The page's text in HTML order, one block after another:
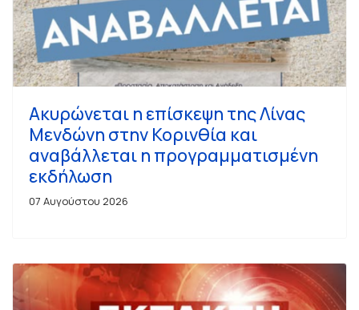
Ακυρώνεται η επίσκεψη της Λίνας
Μενδώνη στην Κορινθία και
αναβάλλεται η προγραμματισμένη
εκδήλωση
07 Αυγούστου 2026